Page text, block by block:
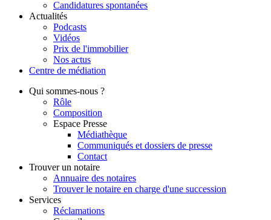
Candidatures spontanées
Actualités
Podcasts
Vidéos
Prix de l'immobilier
Nos actus
Centre de médiation
Qui sommes-nous ?
Rôle
Composition
Espace Presse
Médiathèque
Communiqués et dossiers de presse
Contact
Trouver un notaire
Annuaire des notaires
Trouver le notaire en charge d'une succession
Services
Réclamations